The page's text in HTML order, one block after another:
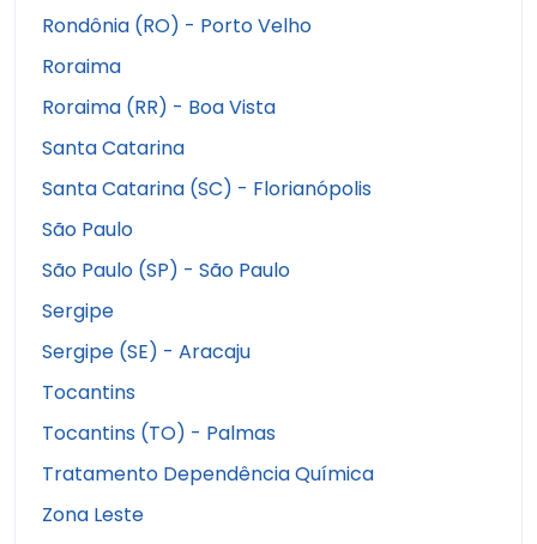
Rondônia (RO) - Porto Velho
Roraima
Roraima (RR) - Boa Vista
Santa Catarina
Santa Catarina (SC) - Florianópolis
São Paulo
São Paulo (SP) - São Paulo
Sergipe
Sergipe (SE) - Aracaju
Tocantins
Tocantins (TO) - Palmas
Tratamento Dependência Química
Zona Leste